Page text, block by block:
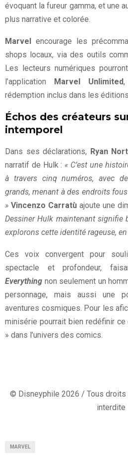
évoquant la fureur gamma, et une
plus narrative et colorée.
Marvel encourage les
shops locaux, via des outils
Les lecteurs numériques
l’application Marvel Unlimited,
rédemption inclus dans les
Échos des créateurs
intemporel
Dans ses déclarations, Ryan
narratif de Hulk : « C’est une
à travers cinq numéros, avec
grands, menant à des endroits
» Vincenzo Carratù ajoute une
Dessiner Hulk maintenant signifie
explorons cette identité rageuse,
Ces voix convergent pour
spectacle et profondeur,
Everything non seulement un
personnage, mais aussi une
aventures cosmiques. Pour les
minisérie pourrait bien redéfinir
» dans l’univers des comics.
© Disneyphile 2026 / Tous
interdite
MARVEL